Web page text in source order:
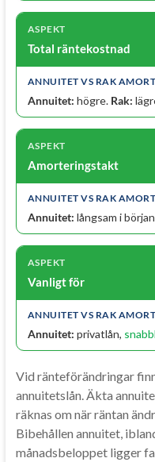
Total räntekostnad
Annuitet: högre. Rak:
Amorteringstakt
Annuitet: långsam i
Vanligt för
Annuitet: privatlån,
Vid ränteförändringar
annuitetslån. Äkta
räknas om när räntan
Bibehållen annuitet,
månadsbeloppet ligger